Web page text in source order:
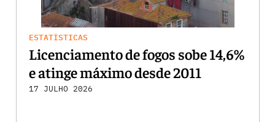
ESTATÍSTICAS
Licenciamento de fogos sobe 14,6%
e atinge máximo desde 2011
17 JULHO 2026